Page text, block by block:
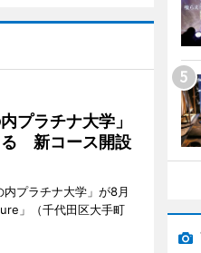
プラチナ大学」
る 新コース開設
プラチナ大学」が8月
」（千代田区大手町